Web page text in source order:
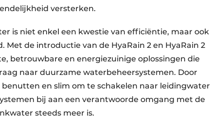
versterken.
is niet enkel een kwestie van efficiëntie, maar ook
de introductie van de HyaRain 2 en HyaRain 2
betrouwbare en energiezuinige oplossingen die
naar duurzame waterbeheersystemen. Door
en slim om te schakelen naar leidingwater
bij aan een verantwoorde omgang met de
steeds meer is.